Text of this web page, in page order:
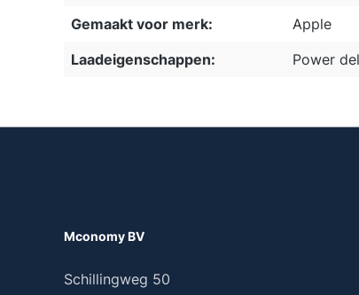
Gemaakt voor merk:
Apple
Laadeigenschappen:
Power
Mconomy BV
Schillingweg 50